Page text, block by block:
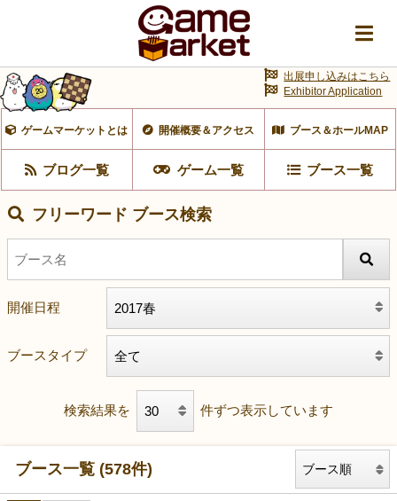
ゲームマーケットとは 開催概要＆アクセス ブース＆ホールMAP
ブログ一覧 ゲーム一覧 ブース一覧
出展申し込みはこちら
Exhibitor Application
フリーワード ブース検索
開催日程
ブースタイプ
検索結果を 件ずつ表示しています
ブース一覧 (578件)